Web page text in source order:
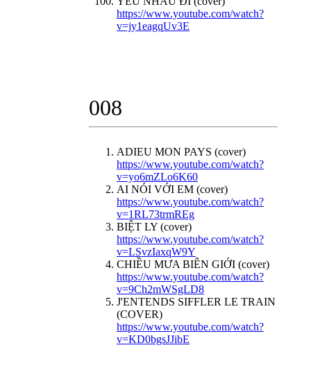
https://www.youtube.com/watch?
v=jy1eagqUv3E
008
ADIEU MON PAYS (cover)
https://www.youtube.com/watch?
v=yo6mZLo6K60
AI NÓI VỚI EM (cover)
https://www.youtube.com/watch?
v=1RL73trmREg
BIỆT LY (cover)
https://www.youtube.com/watch?
v=LSvzIaxqW9Y
CHIỀU MƯA BIÊN GIỚI (cover)
https://www.youtube.com/watch?
v=9Ch2mWSgLD8
J'ENTENDS SIFFLER LE TRAIN
(COVER)
https://www.youtube.com/watch?
v=KD0bgsJJibE